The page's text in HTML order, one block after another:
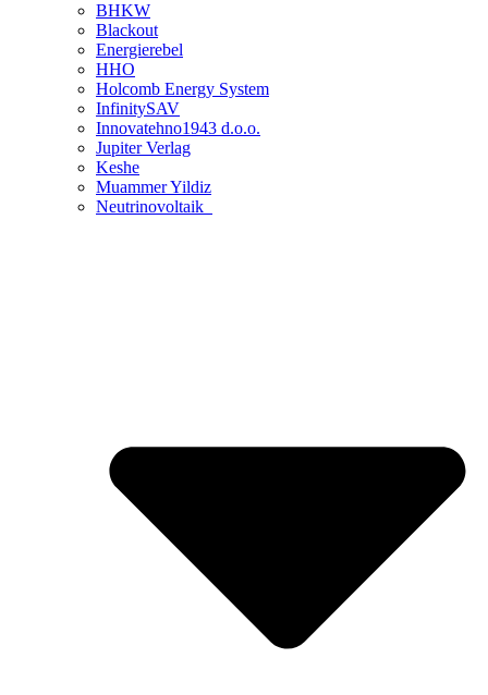
BHKW
Blackout
Energierebel
HHO
Holcomb Energy System
InfinitySAV
Innovatehno1943 d.o.o.
Jupiter Verlag
Keshe
Muammer Yildiz
Neutrinovoltaik